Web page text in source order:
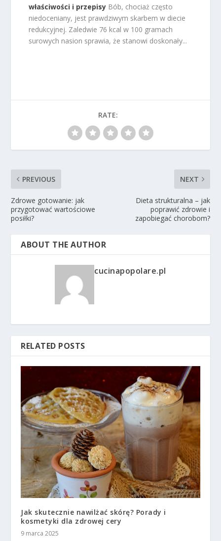
właściwości i przepisy Bób, chociaż często
niedoceniany, jest prawdziwym skarbem w diecie
redukcyjnej. Zaledwie 76 kcal w 100 gramach
surowych nasion sprawia, że stanowi doskonały...
RATE:
PREVIOUS
Zdrowe gotowanie: jak
przygotować wartościowe
posiłki?
NEXT
Dieta strukturalna – jak
poprawić zdrowie i
zapobiegać chorobom?
ABOUT THE AUTHOR
cucinapopolare.pl
RELATED POSTS
Jak skutecznie nawilżać skórę? Porady i
kosmetyki dla zdrowej cery
9 marca 2025